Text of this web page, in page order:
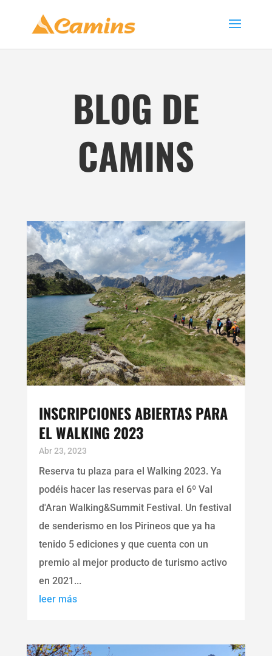
BLOG DE
CAMINS
INSCRIPCIONES ABIERTAS PARA
EL WALKING 2023
Abr 23, 2023
Reserva tu plaza para el Walking 2023. Ya
podéis hacer las reservas para el 6º Val
d'Aran Walking&Summit Festival. Un festival
de senderismo en los Pirineos que ya ha
tenido 5 ediciones y que cuenta con un
premio al mejor producto de turismo activo
en 2021...
leer más